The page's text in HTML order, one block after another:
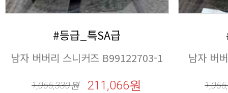
#등급_특SA급
남자 버버리 스니커즈 B99122703-1
1,055,330원 211,066원
남자 버